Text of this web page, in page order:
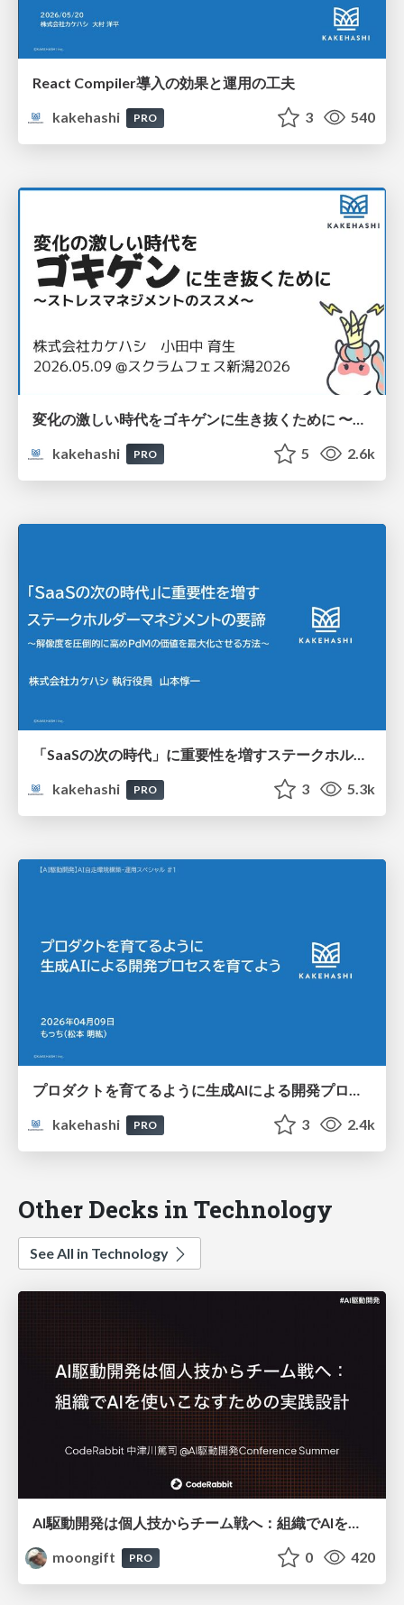
React Compiler導入の効果と運用の工夫
kakehashi
PRO 3 540
kakehashi
PRO 5 2.6k
「SaaSの次の時代」に重要性を増すステークホルダーマネジメントの要諦 ～解像度を圧倒的に高めPdMの価値を最大化させる方法～
kakehashi
PRO 3 5.3k
プロダクトを育てるように生成AIによる開発プロセスを育てよう
kakehashi
PRO 3 2.4k
Other Decks in Technology
See All in Technology
moongift
PRO 0 420